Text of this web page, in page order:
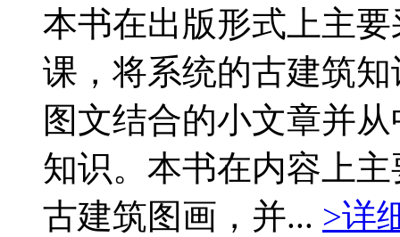
本书在出版形式上主
课，将系统的古建筑
图文结合的小文章并
知识。本书在内容上
古建筑图画，并... >详